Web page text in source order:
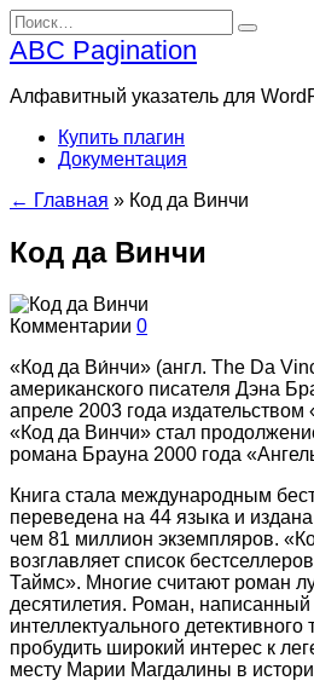
Перейти
к
содержанию
Search
for:
ABC Pagination
Алфавитный указатель для
Купить плагин
Документация
← Главная » Код да Винчи
Код да Винчи
Комментарии 0
«Код да Ви́нчи» (англ. The Da
американского писателя Дэна
апреле 2003 года
«Код да Винчи» стал
романа Брауна 2000 года
Книга стала международным
переведена на 44 языка и
чем 81 миллион экземпляров.
возглавляет список
Таймс». Многие считают роман
десятилетия. Роман,
интеллектуального детективного
пробудить широкий интерес к
месту Марии Магдалины в